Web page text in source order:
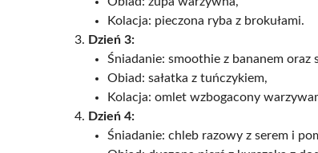
Kolacja: pieczona ryba z brokułami.
Dzień 3:
Śniadanie: smoothie z bananem oraz
Obiad: sałatka z tuńczykiem,
Kolacja: omlet wzbogacony
Dzień 4:
Śniadanie: chleb razowy z serem i